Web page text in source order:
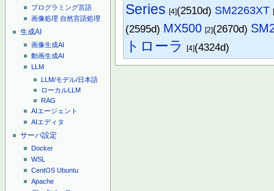
プログラミング言語
画像処理 自然言語処理
生成AI
画像生成AI
動画生成AI
LLM
LLM/モデル/日本語
ローカルLLM
RAG
AIエージェント
AIエディタ
サーバ設定
Docker
WSL
CentOS Ubuntu
Apache
Series [4](2510d) SM2263XT
(2595d) MX500 [2](2670d)
トローラ [4](4324d)